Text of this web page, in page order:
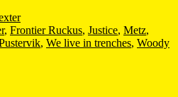
, Frontier Ruckus, Justice, Metz,
, We live in trenches, Woody